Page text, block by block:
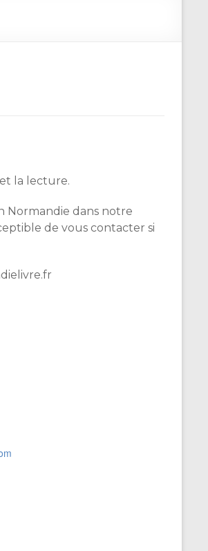
la lecture.
Normandie dans notre
de vous contacter si